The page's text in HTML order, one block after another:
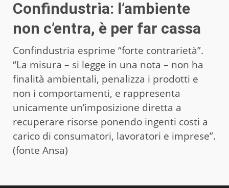
Confindustria: l’ambiente
non c’entra, è per far cassa
Confindustria esprime “forte contrarietà”.
“La misura – si legge in una nota – non ha
finalità ambientali, penalizza i prodotti e
non i comportamenti, e rappresenta
unicamente un’imposizione diretta a
recuperare risorse ponendo ingenti costi a
carico di consumatori, lavoratori e imprese”.
(fonte Ansa)